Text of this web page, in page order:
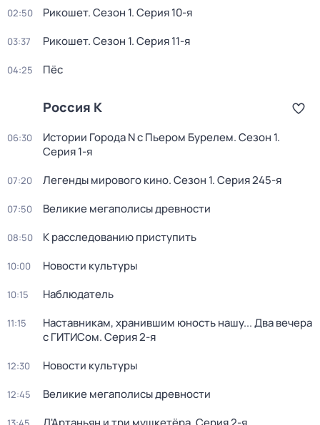
02:50 Рикошет. Сезон 1. Серия 10-я
03:37 Рикошет. Сезон 1. Серия 11-я
04:25 Пёс
Россия К
06:30 Истории Города N с Пьером Бурелем. Сезон 1.
Серия 1-я
07:20 Легенды мирового кино. Сезон 1. Серия 245-я
07:50 Великие мегаполисы древности
08:50 К расследованию приступить
10:00 Новости культуры
10:15 Наблюдатель
11:15
Наставникам, хранившим юность нашу... Два вечера
с ГИТИСом. Серия 2-я
12:30 Новости культуры
12:45 Великие мегаполисы древности